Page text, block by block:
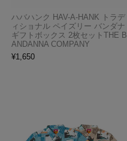
ハバハンク HAV-A-HANK トラデ
ィショナル ペイズリー バンダナ
ギフトボックス 2枚セットTHE B
ANDANNA COMPANY
¥1,650